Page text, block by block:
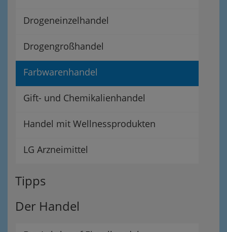
Drogeneinzelhandel
Drogengroßhandel
Farbwarenhandel
Gift- und Chemikalienhandel
Handel mit Wellnessprodukten
LG Arzneimittel
Tipps
Der Handel